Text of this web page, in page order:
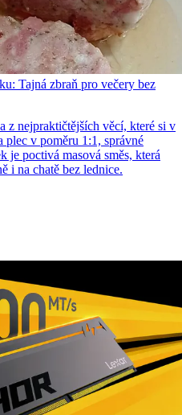
Tajná zbraň pro večery bez
z nejpraktičtějších věcí, které si v
v poměru 1:1, správné
je poctivá masová směs, která
i na chatě bez lednice.